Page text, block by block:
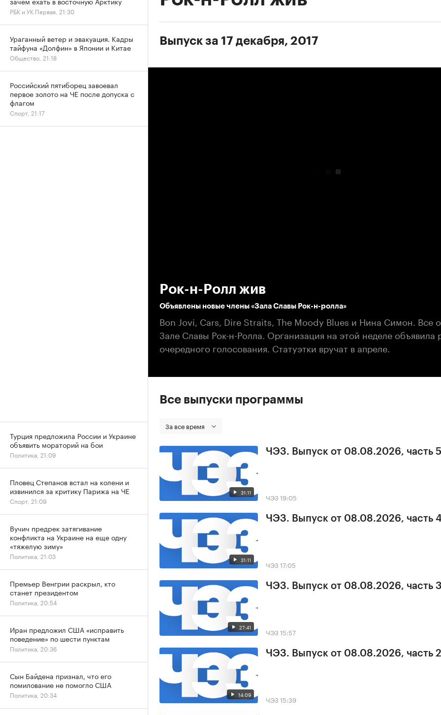
Выпуск за 17 декабря, 2017
Рок-н-Ролл жив
Объявлены новые члены «Зала Славы Рок-н-ролла»
Bon Jovi, Cars, Dire Straits, The Moody Blues и Нина Симон. Все
Зале Славы Рок-н-Ролла. Организация на этой неделе объявила
очередного голосования. Статуэтки вручат в апреле.
Все выпуски программы
За все время
31:11
ЧЭЗ. Выпуск от 08.08.2026, часть 5
ЧЭЗ 19:05
31:11
ЧЭЗ. Выпуск от 08.08.2026, часть
ЧЭЗ 17:05
27:41
ЧЭЗ. Выпуск от 08.08.2026, часть 3
ЧЭЗ 15:57
14:09
ЧЭЗ. Выпуск от 08.08.2026, часть 2
ЧЭЗ 15:39
РБК и УК Первая, 21:30
Ураганный ветер и эвакуация. Кадры
тайфуна «Долфин» в Японии и Китае
Общество, 21:18
Российский пятиборец завоевал
первое золото на ЧЕ после допуска с
флагом
Спорт, 21:17
Турция предложила России и Украине
объявить мораторий на бои
Политика, 21:09
Пловец Степанов встал на колени и
извинился за критику Парижа на ЧЕ
Спорт, 21:09
Вучич предрек затягивание
конфликта на Украине на еще одну
«тяжелую зиму»
Политика, 21:03
Премьер Венгрии раскрыл, кто
станет президентом
Политика, 20:54
Иран предложил США «исправить
поведение» по шести пунктам
Политика, 20:36
Сын Байдена признал, что его
помилование не помогло США
Политика, 20:34